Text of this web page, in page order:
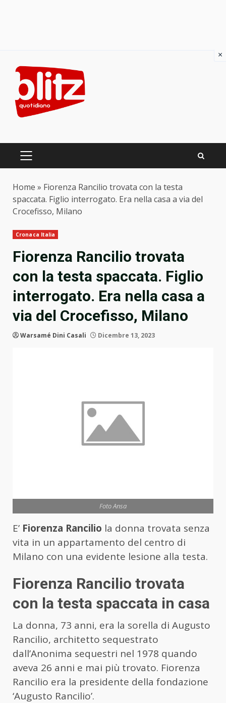
content
PRIMARY
Home » Fiorenza Rancilio trovata con la testa
spaccata. Figlio interrogato. Era nella casa a via del
Crocefisso, Milano
Cronaca Italia
Fiorenza Rancilio trovata
con la testa spaccata. Figlio
interrogato. Era nella casa a
via del Crocefisso, Milano
Warsamé Dini Casali Dicembre 13, 2023
Foto Ansa
E’ Fiorenza Rancilio la donna trovata senza
vita in un appartamento del centro di
Milano con una evidente lesione alla testa.
Fiorenza Rancilio trovata
con la testa spaccata in casa
La donna, 73 anni, era la sorella di Augusto
Rancilio, architetto sequestrato
dall’Anonima sequestri nel 1978 quando
aveva 26 anni e mai più trovato. Fiorenza
Rancilio era la presidente della fondazione
‘Augusto Rancilio’.
×